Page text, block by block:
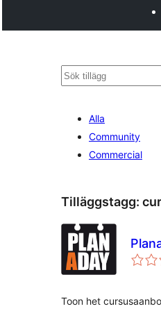
Sök
Alla
Community
Commercial
Tilläggstagg:
Toon het